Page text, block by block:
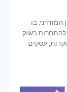
בו
בשוק
עסקים